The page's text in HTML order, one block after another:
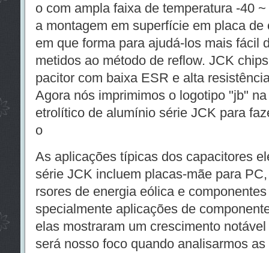
o com ampla faixa de temperatura -40
a montagem em superfície em placa
em que forma para ajudá-los mais fácil
metidos ao método de reflow. JCK
pacitor com baixa ESR e alta
Agora nós imprimimos o logotipo "jb"
etrolítico de alumínio série JCK para
o
As aplicações típicas dos capacitores
série JCK incluem placas-mãe para
rsores de energia eólica e
specialmente aplicações de
elas mostraram um crescimento
será nosso foco quando analisarmos